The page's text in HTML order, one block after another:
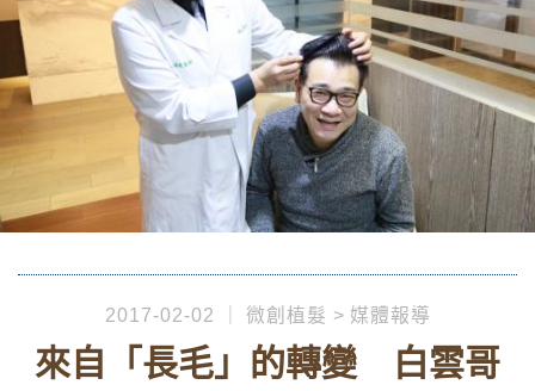
2017-02-02 微創植髮 媒體報導
來自「長毛」的轉變 白雲哥